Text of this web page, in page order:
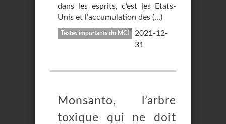
dans les esprits, c’est les Etats-
Unis et l’accumulation des (…)
Textes importants du MCI
2021-12-
31
Monsanto, l’arbre
toxique qui ne doit